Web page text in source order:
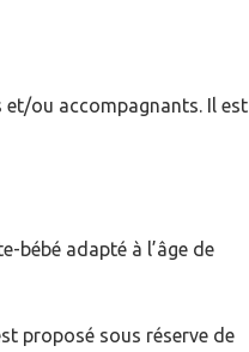
et/ou accompagnants. Il est
bébé adapté à l’âge de
proposé sous réserve de